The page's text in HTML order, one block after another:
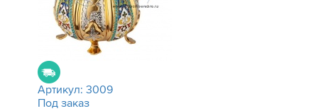
Артикул: 3009
Под заказ